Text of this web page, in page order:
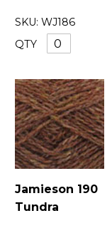
SKU: WJ186
QTY
Jamieson 190
Tundra